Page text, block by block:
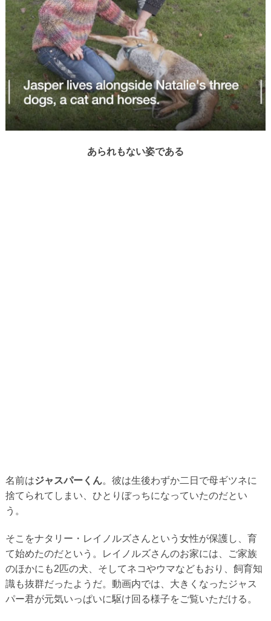
あられもない姿である
名前はジャスパーくん。彼は生後わずか二日で母ギツネに
捨てられてしまい、ひとりぼっちになっていたのだとい
う。
そこをナタリー・レイノルズさんという女性が保護し、育
て始めたのだという。レイノルズさんのお家には、ご家族
のほかにも2匹の犬、そしてネコやウマなどもおり、飼育知
識も抜群だったようだ。動画内では、大きくなったジャス
パー君が元気いっぱいに駆け回る様子をご覧いただける。